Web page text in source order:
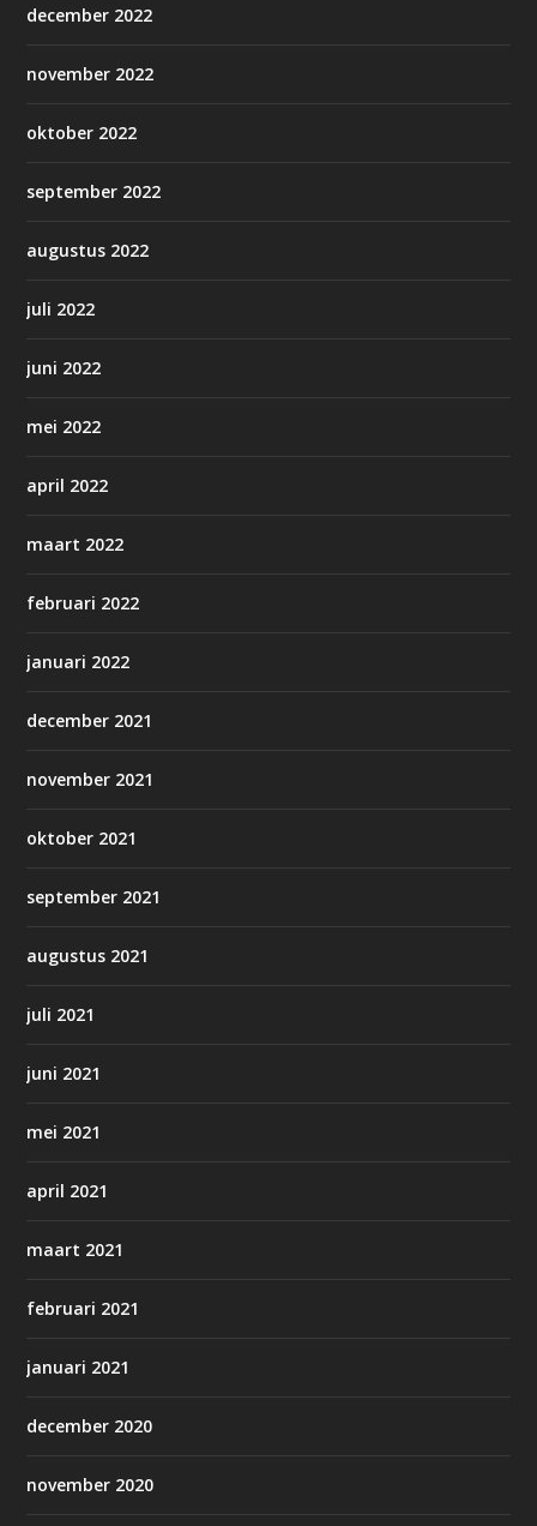
december 2022
november 2022
oktober 2022
september 2022
augustus 2022
juli 2022
juni 2022
mei 2022
april 2022
maart 2022
februari 2022
januari 2022
december 2021
november 2021
oktober 2021
september 2021
augustus 2021
juli 2021
juni 2021
mei 2021
april 2021
maart 2021
februari 2021
januari 2021
december 2020
november 2020